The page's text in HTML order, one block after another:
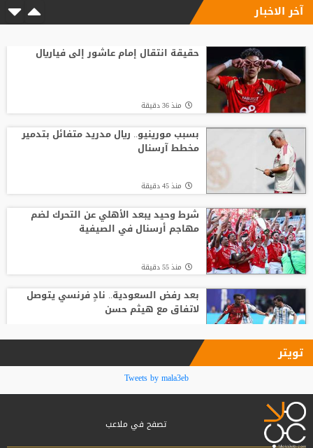
سعودي !!
الدرعية يتحرك لضم نجم الهلال !!!
جبهة أوروبية وصديق قديم.. ماذا ينتظر
صلاح في طرابزون؟
آخر الاخبار
حقيقة انتقال إمام عاشور إلى فياريال
منذ 36 دقيقة
بسبب مورينيو.. ريال مدريد متفائل بتدمير
مخطط آرسنال
منذ 45 دقيقة
شرط وحيد يبعد الأهلي عن التحرك لضم
مهاجم أرسنال في الصيفية
منذ 55 دقيقة
بعد رفض السعودية.. نادٍ فرنسي يتوصل
لاتفاق مع هيثم حسن
لماذا يعد انتقال فينيسيوس إلى أرسنال
مقامرة؟
تويتر
Tweets by mala3eb
تصفح في ملاعب